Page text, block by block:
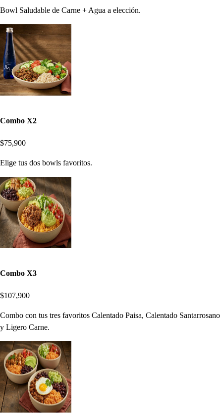
Bowl Saludable de Carne + Agua a elección.
Combo X2
$75,900
Elige tus dos bowls favoritos.
Combo X3
$107,900
Combo con tus tres favoritos Calentado Paisa, Calentado Santarrosano
y Ligero Carne.